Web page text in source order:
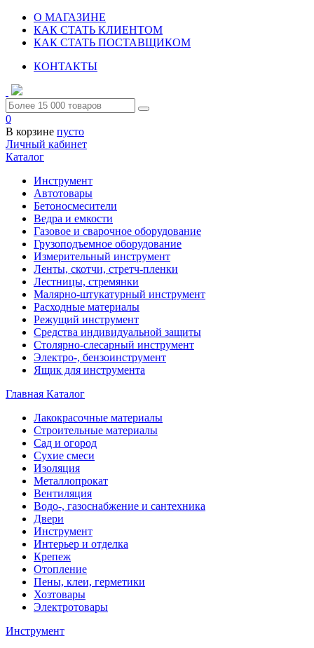
О МАГАЗИНЕ
КАК СТАТЬ КЛИЕНТОМ
КАК СТАТЬ ПОСТАВЩИКОМ
КОНТАКТЫ
0
В корзине пусто
Личный кабинет
Каталог
Инструмент
Автотовары
Бетоносмесители
Ведра и емкости
Газовое и сварочное оборудование
Грузоподъемное оборудование
Измерительный инструмент
Ленты, скотчи, стретч-пленки
Лестницы, стремянки
Малярно-штукатурный инструмент
Расходные материалы
Режущий инструмент
Средства индивидуальной защиты
Столярно-слесарный инструмент
Электро-, бензоинструмент
Ящик для инструмента
Главная Каталог
Лакокрасочные материалы
Строительные материалы
Сад и огород
Сухие смеси
Изоляция
Металлопрокат
Вентиляция
Водо-, газоснабжение и сантехника
Двери
Инструмент
Интерьер и отделка
Крепеж
Отопление
Пены, клеи, герметики
Хозтовары
Электротовары
Инструмент